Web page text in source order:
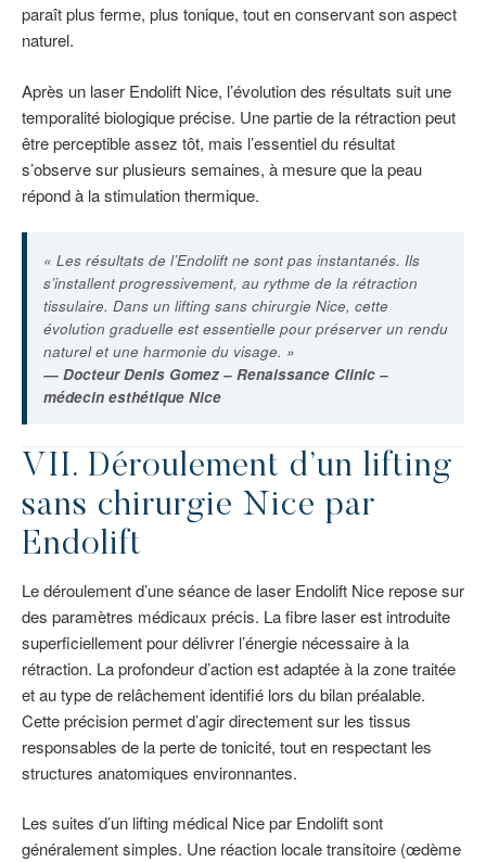
paraît plus ferme, plus tonique, tout en conservant son aspect
naturel.
Après un laser Endolift Nice, l’évolution des résultats suit une
temporalité biologique précise. Une partie de la rétraction peut
être perceptible assez tôt, mais l’essentiel du résultat
s’observe sur plusieurs semaines, à mesure que la peau
répond à la stimulation thermique.
« Les résultats de l’Endolift ne sont pas instantanés. Ils
s’installent progressivement, au rythme de la rétraction
tissulaire. Dans un lifting sans chirurgie Nice, cette
évolution graduelle est essentielle pour préserver un rendu
naturel et une harmonie du visage. »
— Docteur Denis Gomez – Renaissance Clinic –
médecin esthétique Nice
VII. Déroulement d’un lifting
sans chirurgie Nice par
Endolift
Le déroulement d’une séance de laser Endolift Nice repose sur
des paramètres médicaux précis. La fibre laser est introduite
superficiellement pour délivrer l’énergie nécessaire à la
rétraction. La profondeur d’action est adaptée à la zone traitée
et au type de relâchement identifié lors du bilan préalable.
Cette précision permet d’agir directement sur les tissus
responsables de la perte de tonicité, tout en respectant les
structures anatomiques environnantes.
Les suites d’un lifting médical Nice par Endolift sont
généralement simples. Une réaction locale transitoire (œdème